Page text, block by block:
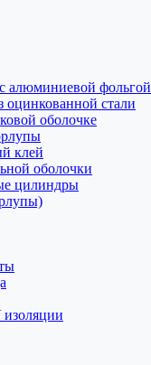
алюминиевой фольгой
стали
оболочке
клей
оболочки
цилиндры